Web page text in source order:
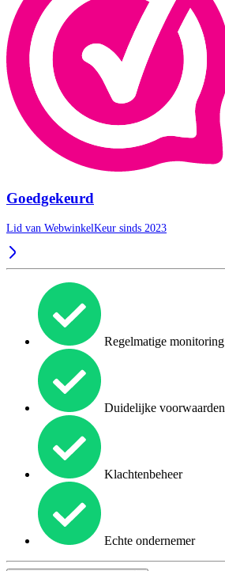
Goedgekeurd
Lid van WebwinkelKeur sinds 2023
Regelmatige monitoring
Duidelijke voorwaarden
Klachtenbeheer
Echte ondernemer